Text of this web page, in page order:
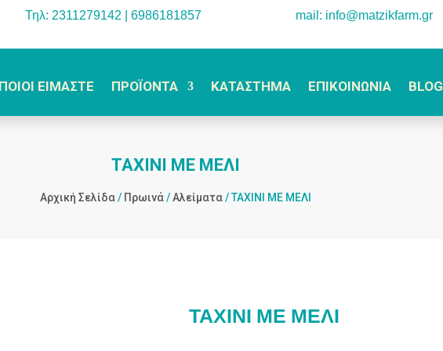
Τηλ: 2311279142 | 6986181857 mail: info@matzikfarm.gr
ΠΟΙΟΙ ΕΙΜΑΣΤΕ ΠΡΟΪΟΝΤΑ ΚΑΤΑΣΤΗΜΑ ΕΠΙΚΟΙΝΩΝΙΑ BLOG
ΤΑΧΙΝΙ ΜΕ ΜΕΛΙ
Αρχική Σελίδα/ Πρωινά/Αλείματα/ ΤΑΧΙΝΙ ΜΕ ΜΕΛΙ
ΤΑΧΙΝΙ ΜΕ ΜΕΛΙ